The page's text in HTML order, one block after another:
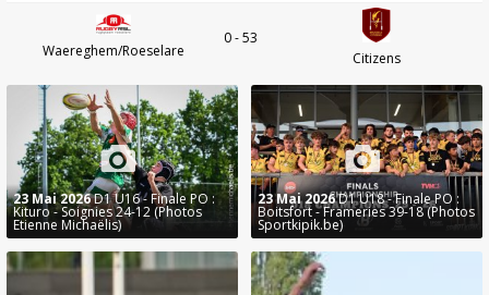
Waereghem/Roeselare
0 - 53
Citizens
23 Mai 2026D1 U16 - Finale PO :
Kituro - Soignies 24-12 (Photos
Etienne Michaëlis)
23 Mai 2026D1 U18 - Finale PO :
Boitsfort - Frameries 39-18 (Photos
Sportkipik.be)